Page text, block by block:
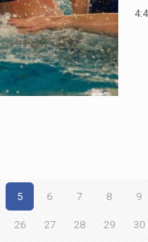
4:4
5 6 7 8 9
26 27 28 29 30